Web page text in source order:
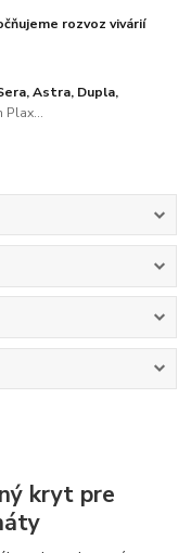
rozvoz vivárií
Astra, Dupla,
Plax...
kryt pre